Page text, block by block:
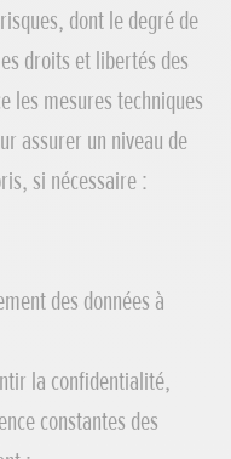
dont le degré de
droits et libertés des
les mesures techniques
assurer un niveau de
si nécessaire :
des données à
la confidentialité,
constantes des